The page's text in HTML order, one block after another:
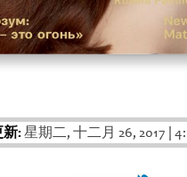
新:星期二, 十二月 26, 2017